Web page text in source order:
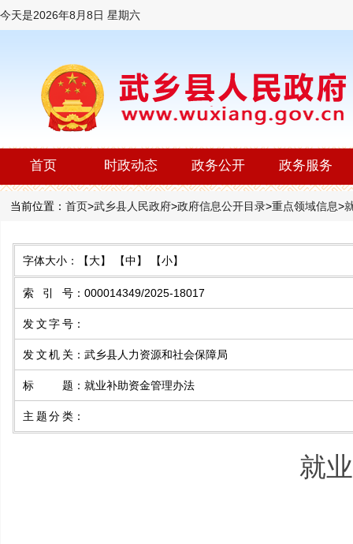
今天是2026年8月8日 星期六
首页 时政动态 政务公开 政务服务
当前位置： 首页>武乡县人民政府>政府信息公开目录>重点领域信息>
字体大小： 【大】 【中】 【小】
索 引 号 ： 000014349/2025-18017
发文字号 ：
发文机关 ： 武乡县人力资源和社会保障局
标 题 ： 就业补助资金管理办法
主题分类 ：
就